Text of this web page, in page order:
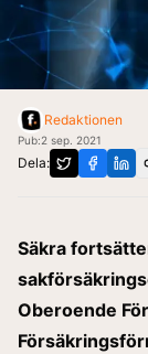
Redaktionen
Pub:2 sep. 2021
Dela:
Säkra
Oberoende